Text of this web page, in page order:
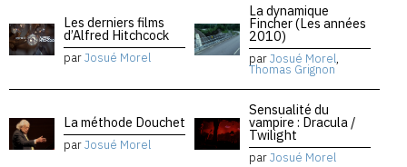
Les derniers films
d’Alfred Hitchcock
parJosué Morel
La dynamique
Fincher (Les années
2010)
parJosué Morel,
Thomas Grignon
La méthode Douchet
parJosué Morel
Sensualité du
vampire : Dracula /
Twilight
parJosué Morel